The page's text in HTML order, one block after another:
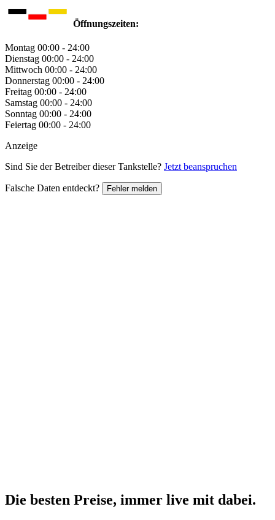
Öffnungszeiten:
Montag 00:00 - 24:00
Dienstag 00:00 - 24:00
Mittwoch 00:00 - 24:00
Donnerstag 00:00 - 24:00
Freitag 00:00 - 24:00
Samstag 00:00 - 24:00
Sonntag 00:00 - 24:00
Feiertag 00:00 - 24:00
Anzeige
Sind Sie der Betreiber dieser Tankstelle? Jetzt beanspruchen
Falsche Daten entdeckt? Fehler melden
Die besten Preise, immer live mit dabei.